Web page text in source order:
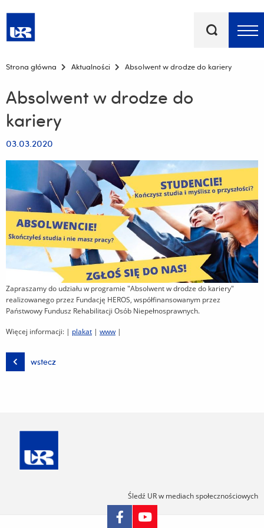
kluczowe
Menu - górna belka
Strona główna Aktualności Absolwent w drodze do kariery
Absolwent w drodze do
kariery
03.03.2020
Zapraszamy do udziału w programie "Absolwent w drodze do kariery"
realizowanego przez Fundację HEROS, współfinansowanym przez
Państwowy Fundusz Rehabilitacji Osób Niepełnosprawnych.
Więcej informacji: | plakat | www |
wstecz
Śledź UR w mediach społecznościowych